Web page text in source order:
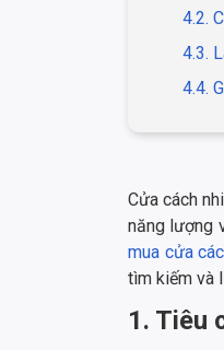
4.2.
4.3.
4.4.
Cửa cách
năng lượng
mua cửa
tìm kiếm và
1. Tiêu